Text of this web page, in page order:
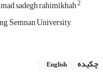
sadegh rahimikhah2
Semnan University,
چکیده
English